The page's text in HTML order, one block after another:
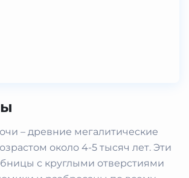
– древние мегалитические
около 4-5 тысяч лет. Эти
с круглыми отверстиями